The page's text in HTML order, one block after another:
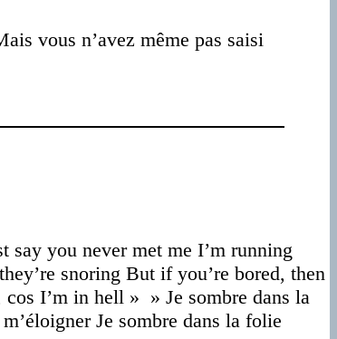
vous n’avez même pas saisi
say you never met me I’m running
snoring But if you’re bored, then
I’m in hell » » Je sombre dans la
Je sombre dans la folie